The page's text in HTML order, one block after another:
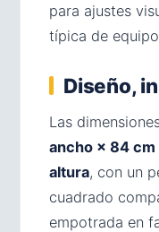
para ajustes
típica de
Diseño,
Las
ancho × 84
altura, con un
cuadrado
empotrada en